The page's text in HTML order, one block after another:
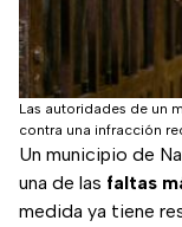
Las autoridades de un
contra una infracción
Un municipio de
una de las faltas
medida ya tiene